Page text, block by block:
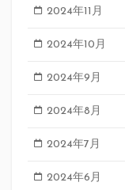
2024年11月
2024年10月
2024年9月
2024年8月
2024年7月
2024年6月